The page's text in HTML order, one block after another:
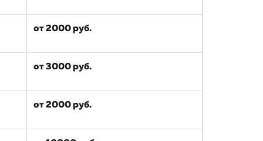
от 2000 руб.
от 3000 руб.
от 2000 руб.